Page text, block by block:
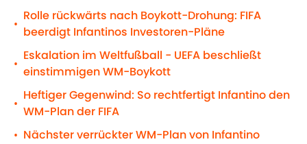
•
Rolle rückwärts nach Boykott-Drohung: FIFA
beerdigt Infantinos Investoren-Pläne
•
Eskalation im Weltfußball - UEFA beschließt
einstimmigen WM-Boykott
•
Heftiger Gegenwind: So rechtfertigt Infantino den
WM-Plan der FIFA
• Nächster verrückter WM-Plan von Infantino